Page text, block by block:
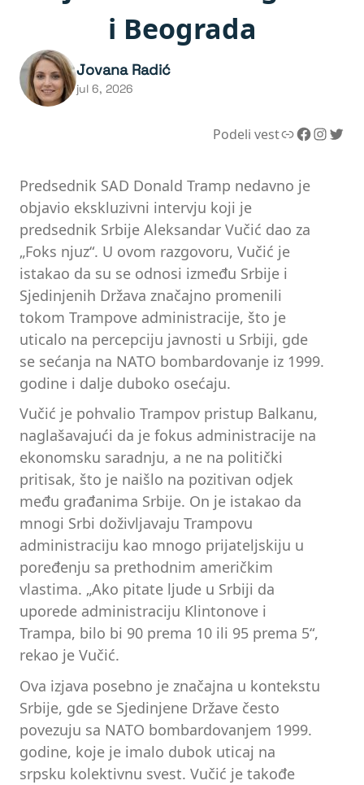
i Beograda
Jovana Radić
jul 6, 2026
Podeli vestLink Facebook InstagramTwitter
Predsednik SAD Donald Tramp nedavno je
objavio ekskluzivni intervju koji je
predsednik Srbije Aleksandar Vučić dao za
„Foks njuz“. U ovom razgovoru, Vučić je
istakao da su se odnosi između Srbije i
Sjedinjenih Država značajno promenili
tokom Trampove administracije, što je
uticalo na percepciju javnosti u Srbiji, gde
se sećanja na NATO bombardovanje iz 1999.
godine i dalje duboko osećaju.
Vučić je pohvalio Trampov pristup Balkanu,
naglašavajući da je fokus administracije na
ekonomsku saradnju, a ne na politički
pritisak, što je naišlo na pozitivan odjek
među građanima Srbije. On je istakao da
mnogi Srbi doživljavaju Trampovu
administraciju kao mnogo prijateljskiju u
poređenju sa prethodnim američkim
vlastima. „Ako pitate ljude u Srbiji da
uporede administraciju Klintonove i
Trampa, bilo bi 90 prema 10 ili 95 prema 5“,
rekao je Vučić.
Ova izjava posebno je značajna u kontekstu
Srbije, gde se Sjedinjene Države često
povezuju sa NATO bombardovanjem 1999.
godine, koje je imalo dubok uticaj na
srpsku kolektivnu svest. Vučić je takođe